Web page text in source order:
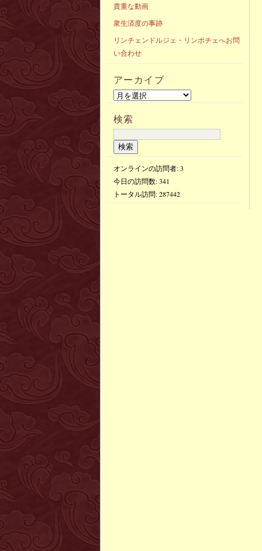
貴重な動画
衆生済度の事跡
リンチェンドルジェ・リンポチェへお問
い合わせ
アーカイブ
検索
オンラインの訪問者: 3
今日の訪問数:341
トータル訪問:287442